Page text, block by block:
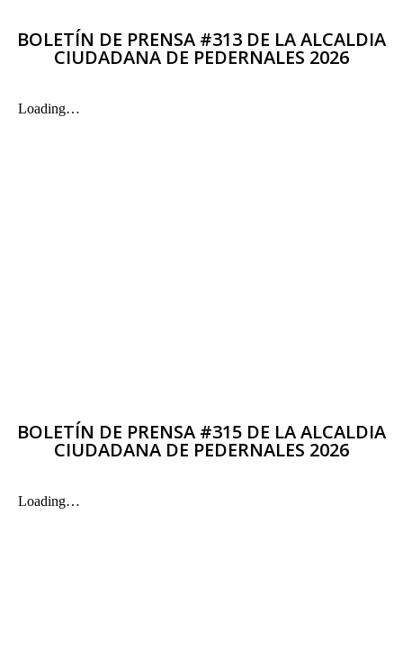
BOLETÍN DE PRENSA #313 DE LA ALCALDIA
CIUDADANA DE PEDERNALES 2026
BOLETÍN DE PRENSA #315 DE LA ALCALDIA
CIUDADANA DE PEDERNALES 2026